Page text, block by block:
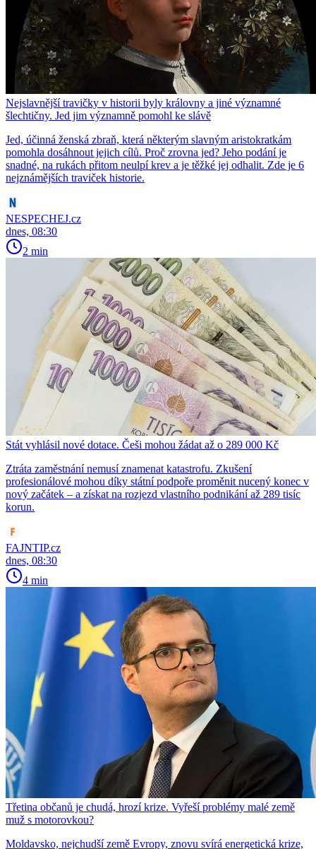
Nejslavnější travičky v historii byly královny a jiné významné
šlechtičny. Jed jim významně pomohl ke slávě
Jed, účinná ženská zbraň, která některým slavným aristokratkám
pomohla dosáhnout jejich cílů. Proč zrovna jed? Jeho podání je
snadné, na rukách přitom neulpí krev a je těžké jej odhalit. Zde je 6
nejznámějších traviček historie.
NESPECHEJ.cz
dnes, 08:30
2 min
Stát vyhlásil nové dotace. Češi mohou žádat až o 289 000 Kč
Ztráta zaměstnání nemusí znamenat katastrofu. Zkušení
profesionálové mohou díky státní podpoře proměnit nucený konec v
nový začátek – a získat na rozjezd vlastního podnikání až 289 tisíc
korun.
FAJNTIP.cz
dnes, 08:30
4 min
Třetina občanů je chudá, hrozí krize. Vyřeší problémy malé země
muž s motorovkou?
Moldavsko, nejchudší země Evropy, znovu svírá energetická krize,